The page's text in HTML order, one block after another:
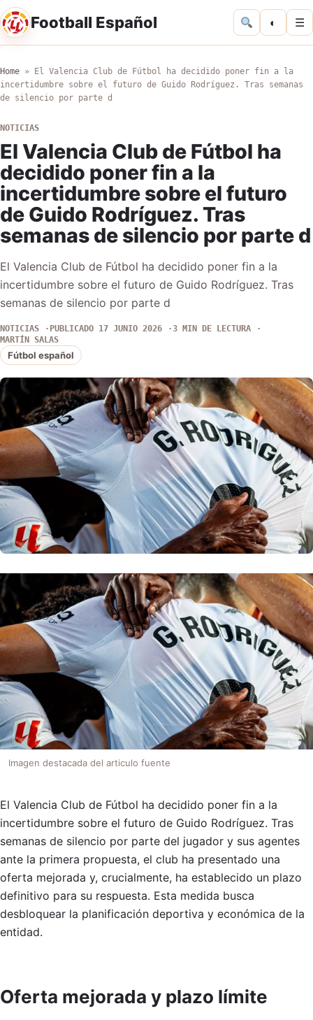
Football Español ◐ ☰
Home »
El Valencia Club de Fútbol ha decidido poner fin a la
incertidumbre sobre el futuro de Guido Rodríguez. Tras semanas
de silencio por parte d
NOTICIAS
El Valencia Club de Fútbol ha
decidido poner fin a la
incertidumbre sobre el futuro
de Guido Rodríguez. Tras
semanas de silencio por parte d
El Valencia Club de Fútbol ha decidido poner fin a la
incertidumbre sobre el futuro de Guido Rodríguez. Tras
semanas de silencio por parte d
NOTICIAS PUBLICADO 17 JUNIO 2026
3 MIN DE LECTURA
MARTÍN SALAS
Fútbol español
Imagen destacada del articulo fuente
El Valencia Club de Fútbol ha decidido poner fin a la
incertidumbre sobre el futuro de Guido Rodríguez. Tras
semanas de silencio por parte del jugador y sus agentes
ante la primera propuesta, el club ha presentado una
oferta mejorada y, crucialmente, ha establecido un plazo
definitivo para su respuesta. Esta medida busca
desbloquear la planificación deportiva y económica de la
entidad.
Oferta mejorada y plazo límite